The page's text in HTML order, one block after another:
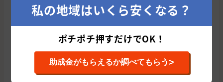
かすみがうら市の他のおすすめ外壁塗装会
私の地域はいくら安くなる？
ポチポチ押すだけでOK！
助成金がもらえるか調べてもらう>